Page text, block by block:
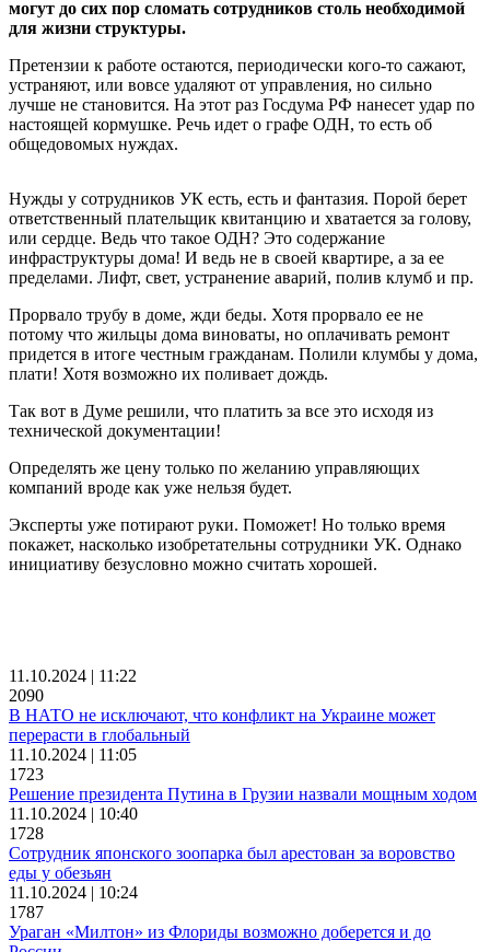
могут до сих пор сломать сотрудников столь необходимой
для жизни структуры.
Претензии к работе остаются, периодически кого-то сажают,
устраняют, или вовсе удаляют от управления, но сильно
лучше не становится. На этот раз Госдума РФ нанесет удар по
настоящей кормушке. Речь идет о графе ОДН, то есть об
общедовомых нуждах.
Нужды у сотрудников УК есть, есть и фантазия. Порой берет
ответственный плательщик квитанцию и хватается за голову,
или сердце. Ведь что такое ОДН? Это содержание
инфраструктуры дома! И ведь не в своей квартире, а за ее
пределами. Лифт, свет, устранение аварий, полив клумб и пр.
Прорвало трубу в доме, жди беды. Хотя прорвало ее не
потому что жильцы дома виноваты, но оплачивать ремонт
придется в итоге честным гражданам. Полили клумбы у дома,
плати! Хотя возможно их поливает дождь.
Так вот в Думе решили, что платить за все это исходя из
технической документации!
Определять же цену только по желанию управляющих
компаний вроде как уже нельзя будет.
Эксперты уже потирают руки. Поможет! Но только время
покажет, насколько изобретательны сотрудники УК. Однако
инициативу безусловно можно считать хорошей.
11.10.2024 | 11:22
2090
В НАТО не исключают, что конфликт на Украине может
перерасти в глобальный
11.10.2024 | 11:05
1723
Решение президента Путина в Грузии назвали мощным ходом
11.10.2024 | 10:40
1728
Сотрудник японского зоопарка был арестован за воровство
еды у обезьян
11.10.2024 | 10:24
1787
Ураган «Милтон» из Флориды возможно доберется и до